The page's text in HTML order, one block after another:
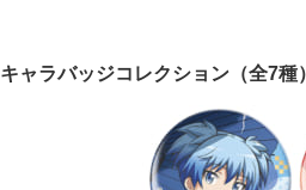
キャラバッジコレクション（全7種